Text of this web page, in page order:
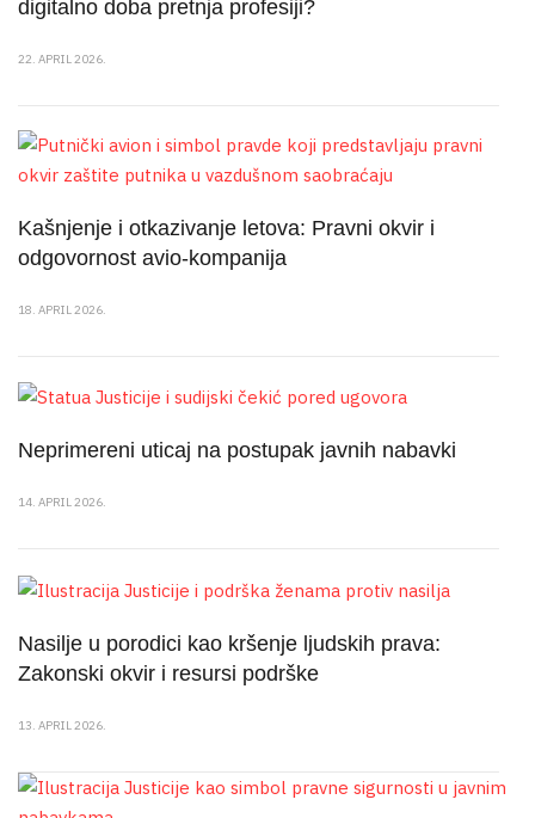
digitalno doba pretnja profesiji?
22. APRIL 2026.
Kašnjenje i otkazivanje letova: Pravni okvir i
odgovornost avio-kompanija
18. APRIL 2026.
Neprimereni uticaj na postupak javnih nabavki
14. APRIL 2026.
Nasilje u porodici kao kršenje ljudskih prava:
Zakonski okvir i resursi podrške
13. APRIL 2026.